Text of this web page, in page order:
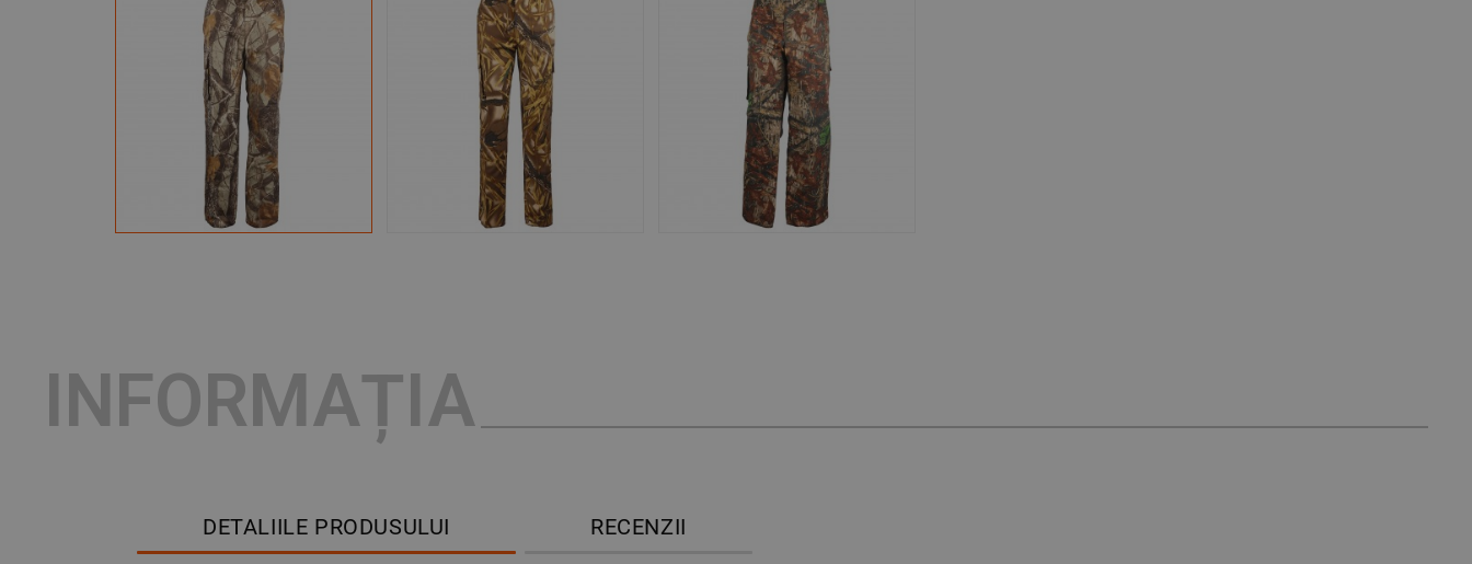
INFORMAȚIA
DETALIILE PRODUSULUI RECENZII